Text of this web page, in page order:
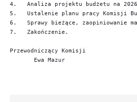
4.   Analiza projektu budżetu na
5.   Ustalenie planu pracy Komisji
6.   Sprawy bieżące, zaopiniowanie
7.   Zakończenie.
Przewodniczący Komisji
       Ewa Mazur